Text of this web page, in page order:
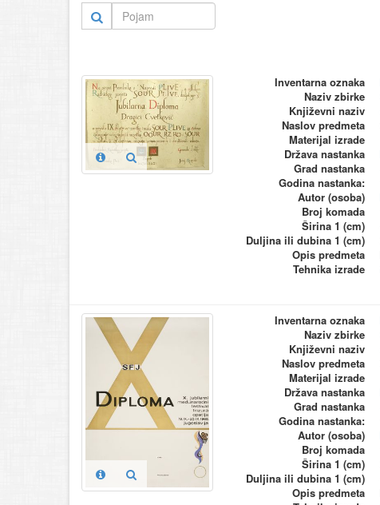
Inventarna oznaka
Naziv zbirke
Književni naziv
Naslov predmeta
Materijal izrade
Država nastanka
Grad nastanka
Godina nastanka:
Autor (osoba)
Broj komada
Širina 1 (cm)
Duljina ili dubina 1 (cm)
Opis predmeta
Tehnika izrade
Inventarna oznaka
Naziv zbirke
Književni naziv
Naslov predmeta
Materijal izrade
Država nastanka
Grad nastanka
Godina nastanka:
Autor (osoba)
Broj komada
Širina 1 (cm)
Duljina ili dubina 1 (cm)
Opis predmeta